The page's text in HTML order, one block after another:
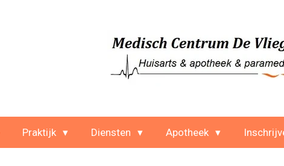
Praktijk Diensten Apotheek